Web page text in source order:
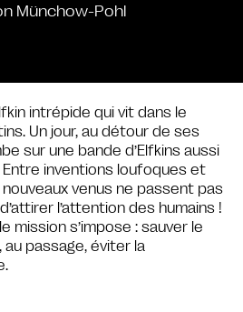
Münchow-Pohl
intrépide qui vit dans le
Un jour, au détour de ses
sur une bande d’Elfkins aussi
inventions loufoques et
venus ne passent pas
l’attention des humains !
mission s’impose : sauver le
passage, éviter la